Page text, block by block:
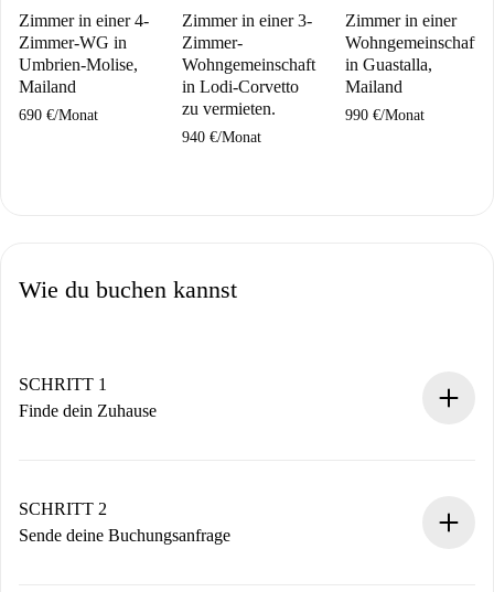
Zimmer in einer 4-
Zimmer-WG in
Umbrien-Molise,
Mailand
690 €/Monat
Zimmer in einer 3-
Zimmer-
Wohngemeinschaft
in Lodi-Corvetto
zu vermieten.
940 €/Monat
Zimmer in einer
Wohngemeinschaft
in Guastalla,
Mailand
990 €/Monat
Wie du buchen kannst
SCHRITT 1
Finde dein Zuhause
Du erhältst alle notwendigen Informationen im Voraus.
SCHRITT 2
Sende deine Buchungsanfrage